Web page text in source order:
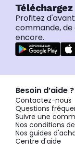
Profitez
commande,
encore.
Besoin d’aide ?
Contactez-nous
Questions
Suivre une
Nos conditions
Nos guides
Centre d'aide